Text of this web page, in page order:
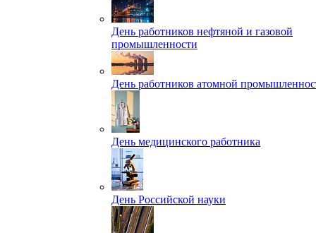
День работников нефтяной и газовой
промышленности
День работников атомной
День медицинского работника
День Российской науки